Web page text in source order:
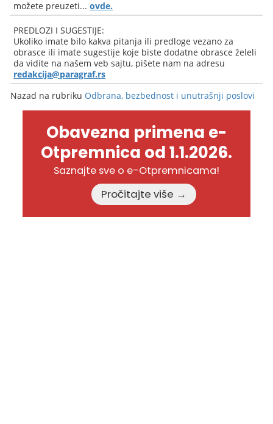
možete preuzeti...ovde.
PREDLOZI I SUGESTIJE:
Ukoliko imate bilo kakva pitanja ili predloge vezano za
obrasce ili imate sugestije koje biste dodatne obrasce želeli
da vidite na našem veb sajtu, pišete nam na adresu
redakcija@paragraf.rs
Nazad na rubriku Odbrana, bezbednost i unutrašnji poslovi
Obavezna primena e-
Otpremnica od 1.1.2026.
Saznajte sve o e-Otpremnicama!
Pročitajte više →